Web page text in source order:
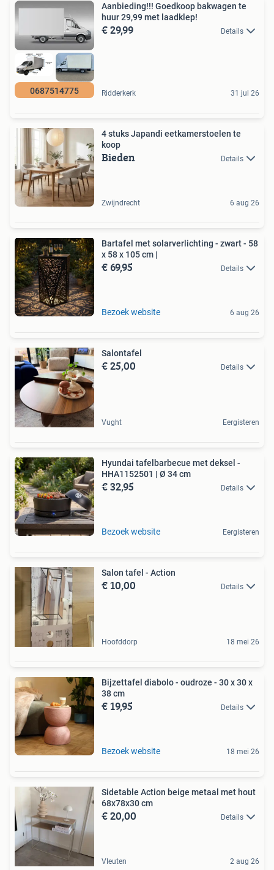
0687514775
Aanbieding!!! Goedkoop bakwagen te
huur 29,99 met laadklep!
€ 29,99 Details
Ridderkerk 31 jul 26
4 stuks Japandi eetkamerstoelen te
koop
Bieden Details
Zwijndrecht 6 aug 26
Bartafel met solarverlichting - zwart - 58
x 58 x 105 cm |
€ 69,95 Details
Bezoek website 6 aug 26
Salontafel
€ 25,00 Details
Vught Eergisteren
Hyundai tafelbarbecue met deksel -
HHA1152501 | Ø 34 cm
€ 32,95 Details
Bezoek website Eergisteren
Salon tafel - Action
€ 10,00 Details
Hoofddorp 18 mei 26
Bijzettafel diabolo - oudroze - 30 x 30 x
38 cm
€ 19,95 Details
Bezoek website 18 mei 26
Sidetable Action beige metaal met hout
68x78x30 cm
€ 20,00 Details
Vleuten 2 aug 26